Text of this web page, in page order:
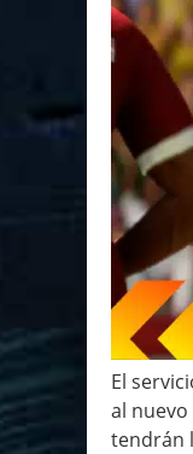
El
al
tendrán